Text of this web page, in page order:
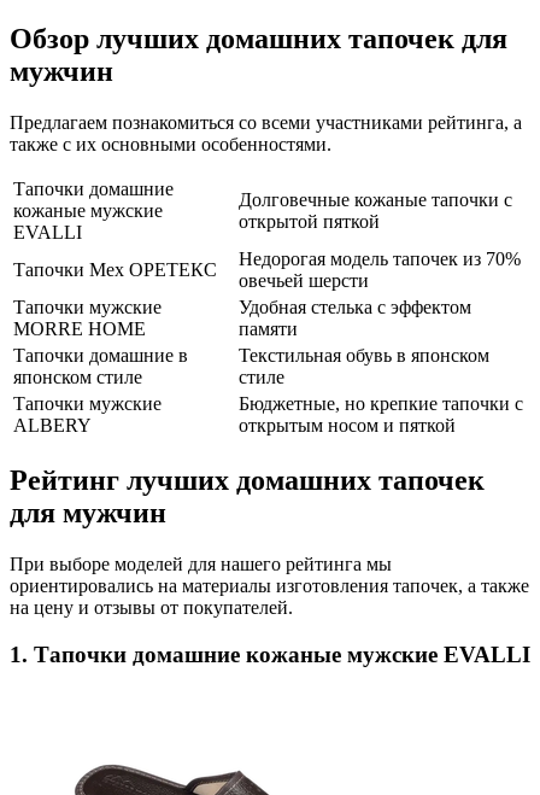
Обзор лучших домашних тапочек для
мужчин
Предлагаем познакомиться со всеми участниками рейтинга, а
также с их основными особенностями.
Тапочки домашние
кожаные мужские
EVALLI
Долговечные кожаные тапочки с
открытой пяткой
Тапочки Мех ОРЕТЕКС
Недорогая модель тапочек из 70%
овечьей шерсти
Тапочки мужские
MORRE HOME
Удобная стелька с эффектом
памяти
Тапочки домашние в
японском стиле
Текстильная обувь в японском
стиле
Тапочки мужские
ALBERY
Бюджетные, но крепкие тапочки с
открытым носом и пяткой
Рейтинг лучших домашних тапочек
для мужчин
При выборе моделей для нашего рейтинга мы
ориентировались на материалы изготовления тапочек, а также
на цену и отзывы от покупателей.
1. Тапочки домашние кожаные мужские EVALLI